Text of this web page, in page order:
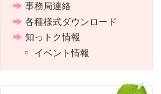
事務局連絡
各種様式ダウンロード
知っトク情報
イベント情報